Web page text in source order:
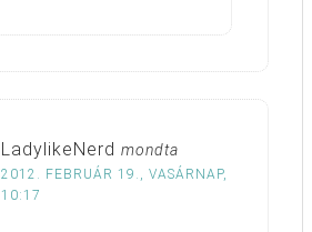
LadylikeNerd mondta
2012. FEBRUÁR 19., VASÁRNAP,
10:17